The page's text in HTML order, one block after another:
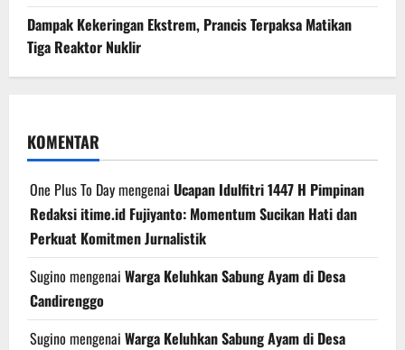
Dampak Kekeringan Ekstrem, Prancis Terpaksa Matikan
Tiga Reaktor Nuklir
KOMENTAR
One Plus To Daymengenai Ucapan Idulfitri 1447 H Pimpinan
Redaksi itime.id Fujiyanto: Momentum Sucikan Hati dan
Perkuat Komitmen Jurnalistik
Sugino mengenai Warga Keluhkan Sabung Ayam di Desa
Candirenggo
Sugino mengenai Warga Keluhkan Sabung Ayam di Desa